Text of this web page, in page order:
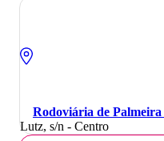
Rodoviária de Palmeira
Lutz, s/n - Centro